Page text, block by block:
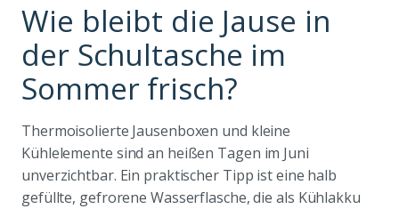
Wie bleibt die Jause in
der Schultasche im
Sommer frisch?
Thermoisolierte Jausenboxen und kleine
Kühlelemente sind an heißen Tagen im Juni
unverzichtbar. Ein praktischer Tipp ist eine halb
gefüllte, gefrorene Wasserflasche, die als Kühlakku